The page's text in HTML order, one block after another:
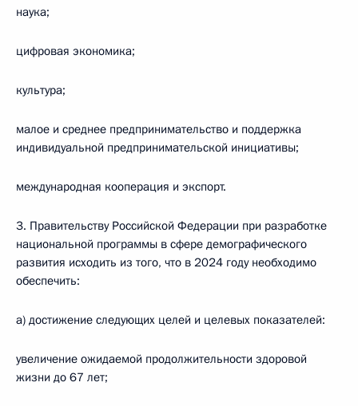
наука;
цифровая экономика;
культура;
малое и среднее предпринимательство и поддержка
индивидуальной предпринимательской инициативы;
международная кооперация и экспорт.
3. Правительству Российской Федерации при разработке
национальной программы в сфере демографического
развития исходить из того, что в 2024 году необходимо
обеспечить:
а) достижение следующих целей и целевых показателей:
увеличение ожидаемой продолжительности здоровой
жизни до 67 лет;